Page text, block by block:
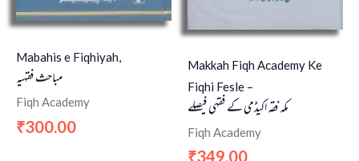
Mabahis e Fiqhiyah,
مباحث فقہیہ
Fiqh Academy
₹300.00
Makkah Fiqh Academy Ke
Fiqhi Fesle –
مکہ فقہ اکیڈمی کے فقہی فیصلے
Fiqh Academy
₹349.00